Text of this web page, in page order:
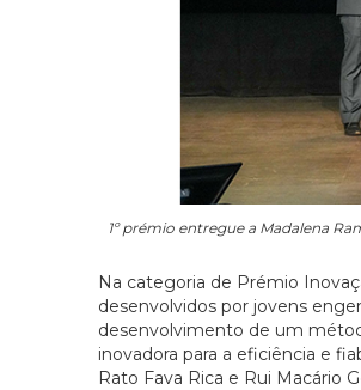
1º prémio entregue a Madalena
Na categoria de Prémio
desenvolvidos por jovens
desenvolvimento de um
inovadora para a eficiência e
Rato Fava Rica e Rui Macário